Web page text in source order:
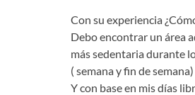
Con su experiencia
Debo encontrar un área
más sedentaria durante
( semana y fin de semana)
Y con base en mis días